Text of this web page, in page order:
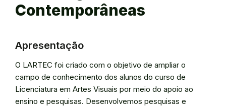
Contemporâneas
Apresentação
O LARTEC foi criado com o objetivo de ampliar o
campo de conhecimento dos alunos do curso de
Licenciatura em Artes Visuais por meio do apoio ao
ensino e pesquisas. Desenvolvemos pesquisas e